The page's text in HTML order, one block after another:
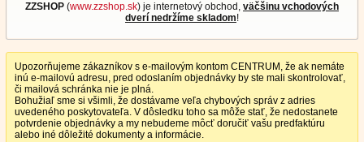
Upozorňujeme zákazníkov s e-mailovým kontom CENTRUM, že ak nemáte
inú e-mailovú adresu, pred odoslaním objednávky by ste mali skontrolovať,
či mailová schránka nie je plná.
Bohužiaľ sme si všimli, že dostávame veľa chybových správ z adries
uvedeného poskytovateľa. V dôsledku toho sa môže stať, že nedostanete
potvrdenie objednávky a my nebudeme môcť doručiť vašu predfaktúru
alebo iné dôležité dokumenty a informácie.
ZZSHOP (www.zzshop.sk) je internetový obchod, väčšinu vchodových
dverí nedržíme skladom!